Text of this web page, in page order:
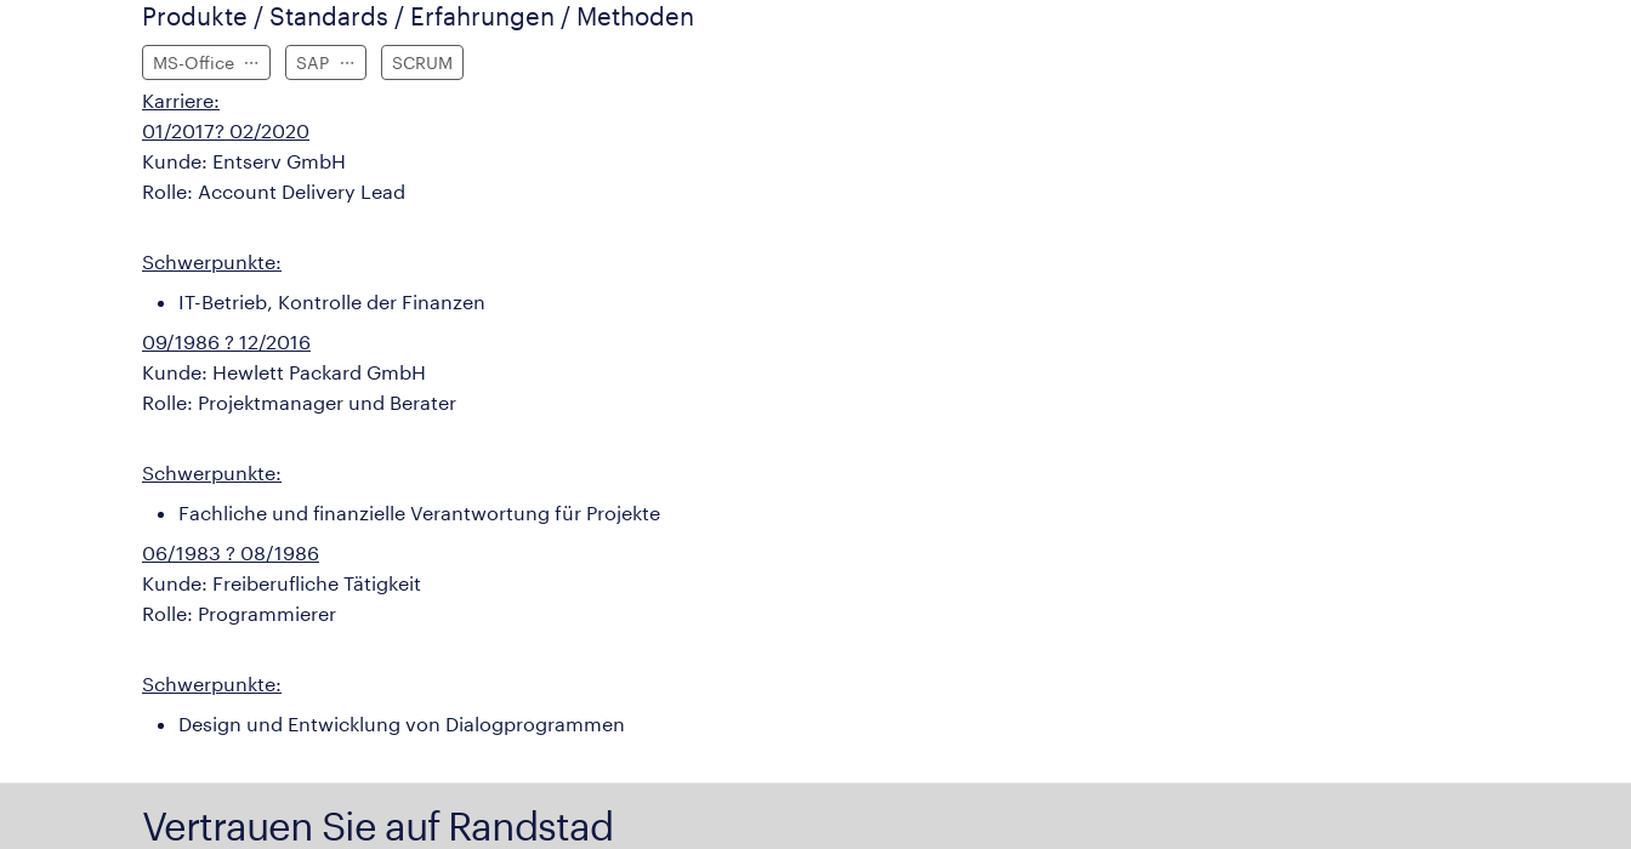
Produkte / Standards / Erfahrungen / Methoden
MS-Office SAP SCRUM
Karriere:
01/2017? 02/2020
Kunde: Entserv GmbH
Rolle: Account Delivery Lead
Schwerpunkte:
IT-Betrieb, Kontrolle der Finanzen
09/1986 ? 12/2016
Kunde: Hewlett Packard GmbH
Rolle: Projektmanager und Berater
Schwerpunkte:
Fachliche und finanzielle Verantwortung für Projekte
06/1983 ? 08/1986
Kunde: Freiberufliche Tätigkeit
Rolle: Programmierer
Schwerpunkte:
Design und Entwicklung von Dialogprogrammen
Vertrauen Sie auf Randstad